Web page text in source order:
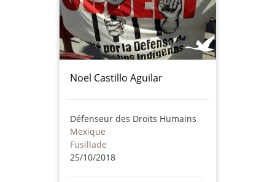
Noel Castillo Aguilar
Défenseur des Droits Humains
Mexique
Fusillade
25/10/2018